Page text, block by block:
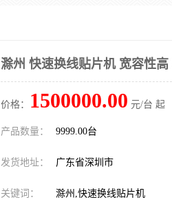
滁州 快速换线贴片机 宽容性
价格： 1500000.00 元/台 起
产品数量： 9999.00台
发货地址： 广东省深圳市
关键词： 滁州,快速换线贴片机